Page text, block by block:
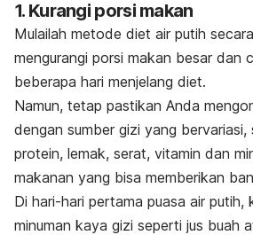
1. Kurangi porsi makan
Mulailah metode diet air putih
mengurangi porsi makan besar dan
beberapa hari menjelang diet.
Namun, tetap pastikan Anda
dengan sumber gizi yang bervariasi,
protein, lemak, serat, vitamin dan
makanan yang bisa memberikan
Di hari-hari pertama puasa air putih,
minuman kaya gizi seperti jus buah